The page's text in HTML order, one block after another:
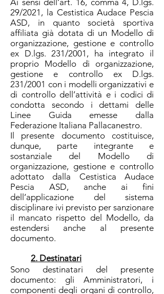
Ai sensi dell’art. 16, comma 4, D.lgs.
29/2021, la Cestistica Audace Pescia
ASD, in quanto società sportiva
affiliata già dotata di un Modello di
organizzazione, gestione e controllo
ex D.lgs. 231/2001, ha integrato il
proprio Modello di organizzazione,
gestione e controllo ex D.lgs.
231/2001 con i modelli organizzativi e
di controllo dell’attività e i codici di
condotta secondo i dettami delle
Linee Guida emesse dalla
Federazione Italiana Pallacanestro.
Il presente documento costituisce,
dunque, parte integrante e
sostanziale del Modello di
organizzazione, gestione e controllo
adottato dalla Cestistica Audace
Pescia ASD, anche ai fini
dell’applicazione del sistema
disciplinare ivi previsto per sanzionare
il mancato rispetto del Modello, da
estendersi anche al presente
documento.
2. Destinatari
Sono destinatari del presente
documento: gli Amministratori, i
componenti degli organi di controllo,